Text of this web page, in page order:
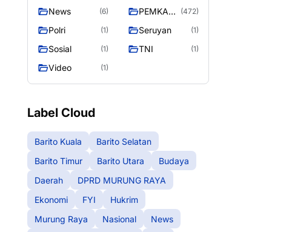
News (6)
PEMKAB
RAYA
(472)
Polri (1) Seruyan (1)
Sosial (1) TNI (1)
Video (1)
Label Cloud
Barito Kuala
Barito Selatan
Barito Timur
Barito Utara
Budaya
Daerah
DPRD MURUNG RAYA
Ekonomi
FYI
Hukrim
Murung Raya
Nasional
News